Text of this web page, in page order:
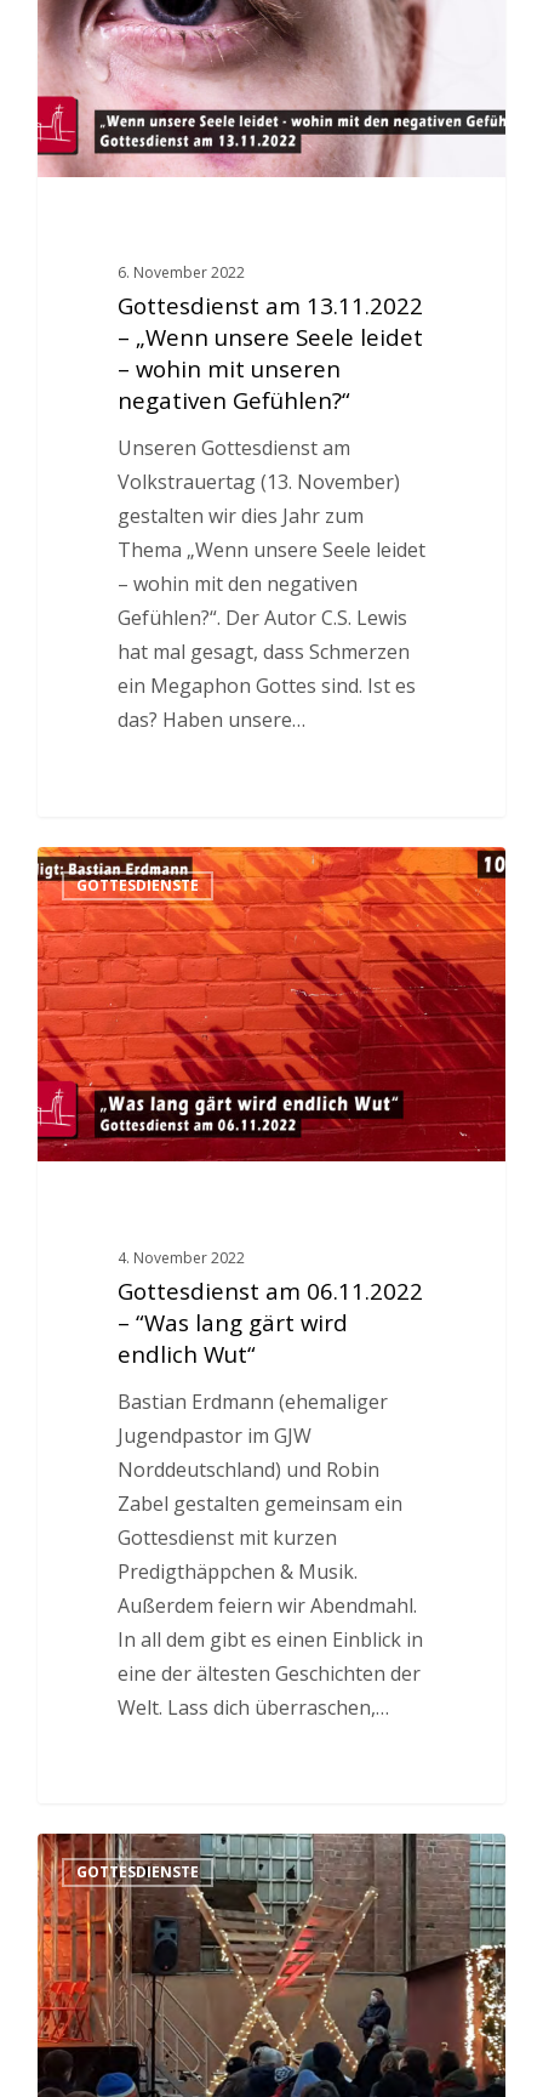
6. November 2022
Gottesdienst am 13.11.2022
– „Wenn unsere Seele leidet
– wohin mit unseren
negativen Gefühlen?“
Unseren Gottesdienst am
Volkstrauertag (13. November)
gestalten wir dies Jahr zum
Thema „Wenn unsere Seele leidet
– wohin mit den negativen
Gefühlen?“. Der Autor C.S. Lewis
hat mal gesagt, dass Schmerzen
ein Megaphon Gottes sind. Ist es
das? Haben unsere…
GOTTESDIENSTE
4. November 2022
Gottesdienst am 06.11.2022
– “Was lang gärt wird
endlich Wut“
Bastian Erdmann (ehemaliger
Jugendpastor im GJW
Norddeutschland) und Robin
Zabel gestalten gemeinsam ein
Gottesdienst mit kurzen
Predigthäppchen & Musik.
Außerdem feiern wir Abendmahl.
In all dem gibt es einen Einblick in
eine der ältesten Geschichten der
Welt. Lass dich überraschen,…
GOTTESDIENSTE